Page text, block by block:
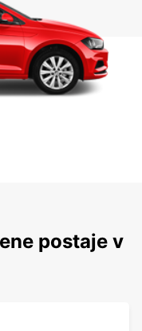
postaje v